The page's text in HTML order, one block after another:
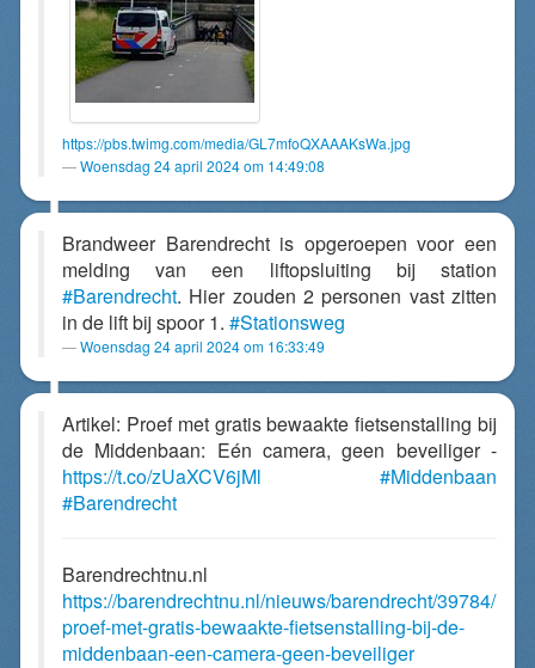
https://pbs.twimg.com/media/GL7mfoQXAAAKsWa.jpg
Woensdag 24 april 2024 om 14:49:08
Brandweer Barendrecht is opgeroepen voor een
melding van een liftopsluiting bij station
#Barendrecht. Hier zouden 2 personen vast zitten
in de lift bij spoor 1. #Stationsweg
Woensdag 24 april 2024 om 16:33:49
Artikel: Proef met gratis bewaakte fietsenstalling bij
de Middenbaan: Eén camera, geen beveiliger -
https://t.co/zUaXCV6jMl
#Middenbaan
#Barendrecht
Barendrechtnu.nl
https://barendrechtnu.nl/nieuws/barendrecht/39784/
proef-met-gratis-bewaakte-fietsenstalling-bij-de-
middenbaan-een-camera-geen-beveiliger